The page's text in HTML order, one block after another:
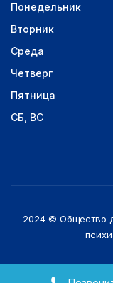
Понедельник
Вторник
Среда
Четверг
Пятница
СБ, ВС
2024 © Общество